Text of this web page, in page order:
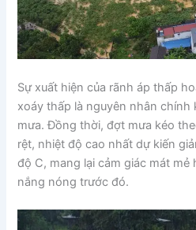
Sự xuất hiện của rãnh áp thấp
xoáy thấp là nguyên nhân chính
mưa. Đồng thời, đợt mưa kéo
rệt, nhiệt độ cao nhất dự kiến
độ C, mang lại cảm giác mát
nắng nóng trước đó.